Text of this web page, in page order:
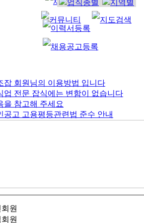
잡 회원님의 이용방법 입니다
업 전문 잡식에는 변함이 없습니다
을 참고해 주세요
공고 고용평등관련법 준수 안내
원
원